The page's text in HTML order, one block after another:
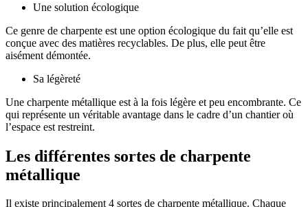
Une solution écologique
Ce genre de charpente est une option écologique du fait qu’elle est
conçue avec des matières recyclables. De plus, elle peut être
aisément démontée.
Sa légèreté
Une charpente métallique est à la fois légère et peu encombrante. Ce
qui représente un véritable avantage dans le cadre d’un chantier où
l’espace est restreint.
Les différentes sortes de charpente
métallique
Il existe principalement 4 sortes de charpente métallique. Chaque